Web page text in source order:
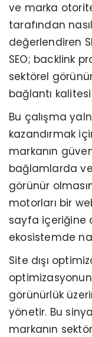
ve marka
tarafından
değerlendiren
SEO; backlink
sektörel
bağlantı
Bu çalışma
kazandırmak
markanın
bağlamlarda
görünür
motorları bir
sayfa içeriğine
ekosistemde
Site dışı
görünürlük
yönetir. Bu
markanın